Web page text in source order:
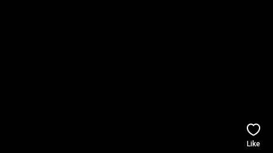
Like